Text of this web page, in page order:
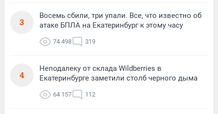
3
Восемь сбили, три упали. Все, что известно об
атаке БПЛА на Екатеринбург к этому часу
74 498 319
4
Неподалеку от склада Wildberries в
Екатеринбурге заметили столб черного дыма
64 157 112